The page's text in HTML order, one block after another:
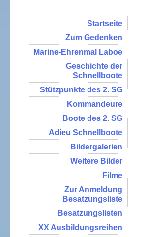
Startseite
Zum Gedenken
Marine-Ehrenmal Laboe
Geschichte der
Schnellboote
Stützpunkte des 2. SG
Kommandeure
Boote des 2. SG
Adieu Schnellboote
Bildergalerien
Weitere Bilder
Filme
Zur Anmeldung
Besatzungsliste
Besatzungslisten
XX Ausbildungsreihen